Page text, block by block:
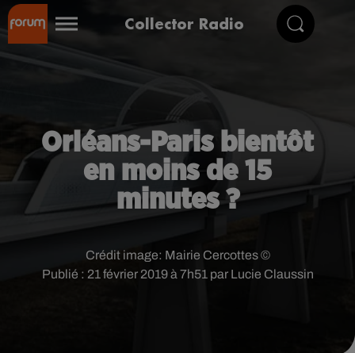
Collector Radio
Orléans-Paris bientôt
en moins de 15
minutes ?
Publié : 21 février 2019 à 7h51 par Lucie Claussin
Crédit image: Mairie Cercottes ©